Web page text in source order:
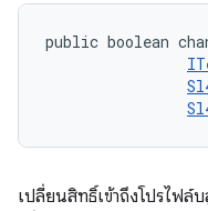
public boolean
เปลี่ยนสิทธิ์เข้าถึงโปรไฟ